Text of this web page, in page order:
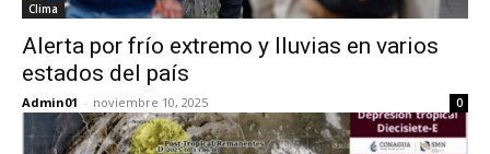
Clima
Alerta por frío extremo y lluvias en varios
estados del país
Admin01 - noviembre 10, 2025 0